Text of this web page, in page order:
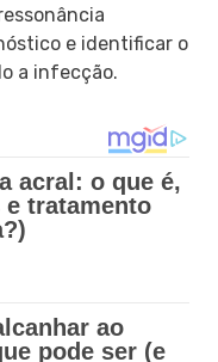
e identificar o
a infecção.